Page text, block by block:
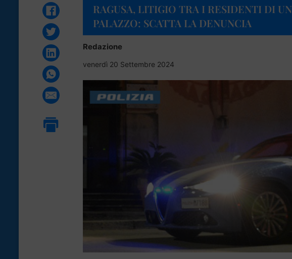
RAGUSA, LITIGIO TRA I RESIDENTI DI UN
PALAZZO: SCATTA LA DENUNCIA
Redazione
venerdì 20 Settembre 2024